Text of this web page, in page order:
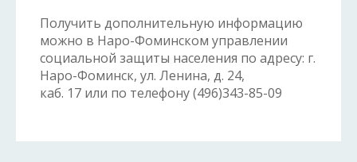
Получить дополнительную информацию
можно в Наро-Фоминском управлении
социальной защиты населения по адресу: г.
Наро-Фоминск, ул. Ленина, д. 24,
каб. 17 или по телефону (496)343-85-09